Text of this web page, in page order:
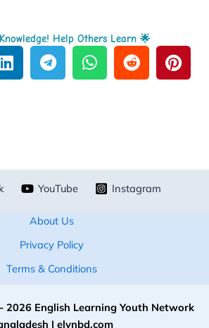
Help Others Learn 🌟
YouTube Instagram
About Us
Privacy Policy
Terms & Conditions
2026 English Learning Youth Network
| elynbd.com